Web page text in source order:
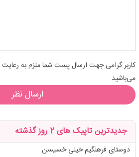
کاربر گرامی جهت ارسال پست شما ملزم به رعایت
می‌باشید
ارسال نظر
جدیدترین تاپیک های 2 روز گذشته
دوستای فرهنگیم خیلی خسیسن